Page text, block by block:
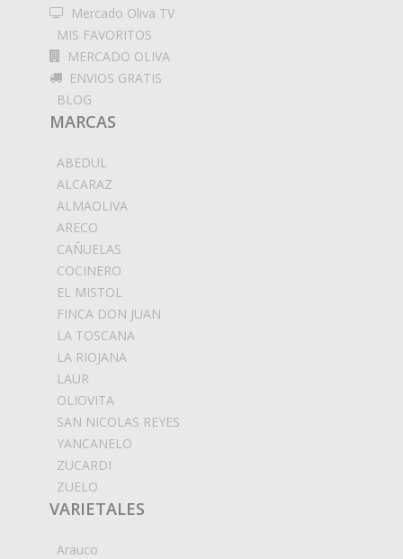
Mercado Oliva TV
MIS FAVORITOS
MERCADO OLIVA
ENVIOS GRATIS
BLOG
MARCAS
ABEDUL
ALCARAZ
ALMAOLIVA
ARECO
CAÑUELAS
COCINERO
EL MISTOL
FINCA DON JUAN
LA TOSCANA
LA RIOJANA
LAUR
OLIOVITA
SAN NICOLAS REYES
YANCANELO
ZUCARDI
ZUELO
VARIETALES
Arauco